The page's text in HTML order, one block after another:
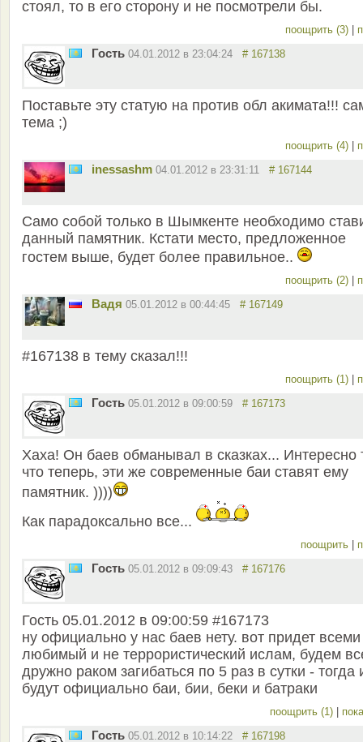
стоял, то в его сторону и не посмотрели бы.
поощрить (3)
Гость 04.01.2012 в 23:04:24 # 167138
Поставьте эту статую на против обл акимата!!!
тема ;)
поощрить (4)
inessashm 04.01.2012 в 23:31:11 # 167144
Само собой только в Шымкенте необходимо
данный памятник. Кстати место, предложенное
гостем выше, будет более правильное..
поощрить (2)
Вадя 05.01.2012 в 00:44:45 # 167149
#167138 в тему сказал!!!
поощрить (1)
Гость 05.01.2012 в 09:00:59 # 167173
Хаха! Он баев обманывал в сказках... Интересно
что теперь, эти же современные баи ставят ему
памятник. ))))
Как парадоксально все...
поощрить
Гость 05.01.2012 в 09:09:43 # 167176
Гость 05.01.2012 в 09:00:59 #167173
ну официально у нас баев нету. вот придет всеми
любимый и не террористический ислам, будем
дружно раком загибаться по 5 раз в сутки - тогда
будут официально баи, бии, беки и батраки
поощрить (1)
Гость 05.01.2012 в 10:14:22 # 167198